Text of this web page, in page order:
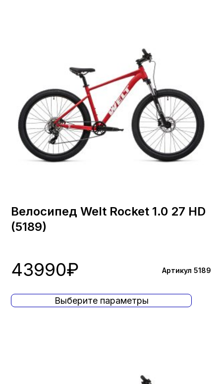
Велосипед Welt Rocket 1.0 27 HD
(5189)
43990₽ Артикул 5189
Выберите параметры